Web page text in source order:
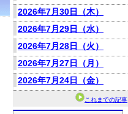
2026年7月30日（木）
2026年7月29日（水）
2026年7月28日（火）
2026年7月27日（月）
2026年7月24日（金）
これまでの記事